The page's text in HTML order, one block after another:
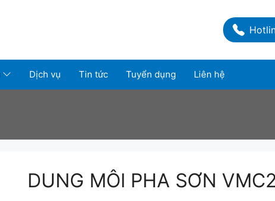
Dịch vụ Tin tức Tuyển dụng Liên hệ
DUNG MÔI PHA SƠN VMC2